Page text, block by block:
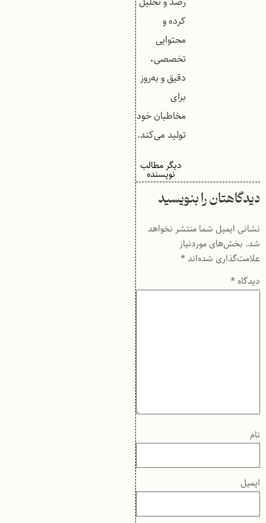
کرده و
محتوایی
تخصصی،
دقیق و به‌روز
برای
مخاطبان خود
تولید می‌کند.
دیگر مطالب
نویسنده
دیدگاهتان را بنویسید
نشانی ایمیل شما منتشر نخواهد
شد. بخش‌های موردنیاز
علامت‌گذاری شده‌اند*
دیدگاه*
نام
ایمیل